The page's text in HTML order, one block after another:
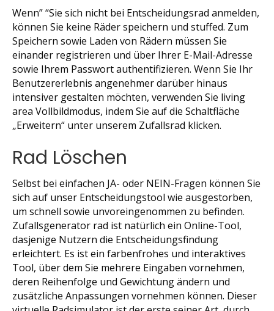
Wenn” “Sie sich nicht bei Entscheidungsrad anmelden,
können Sie keine Räder speichern und stuffed. Zum
Speichern sowie Laden von Rädern müssen Sie
einander registrieren und über Ihrer E-Mail-Adresse
sowie Ihrem Passwort authentifizieren. Wenn Sie Ihr
Benutzererlebnis angenehmer darüber hinaus
intensiver gestalten möchten, verwenden Sie living
area Vollbildmodus, indem Sie auf die Schaltfläche
„Erweitern“ unter unserem Zufallsrad klicken.
Rad Löschen
Selbst bei einfachen JA- oder NEIN-Fragen können Sie
sich auf unser Entscheidungstool wie ausgestorben,
um schnell sowie unvoreingenommen zu befinden.
Zufallsgenerator rad ist natürlich ein Online-Tool,
dasjenige Nutzern die Entscheidungsfindung
erleichtert. Es ist ein farbenfrohes und interaktives
Tool, über dem Sie mehrere Eingaben vornehmen,
deren Reihenfolge und Gewichtung ändern und
zusätzliche Anpassungen vornehmen können. Dieser